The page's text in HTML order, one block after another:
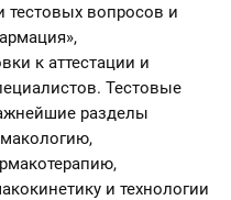
тестовых вопросов и
к аттестации и
Тестовые
разделы
и технологии